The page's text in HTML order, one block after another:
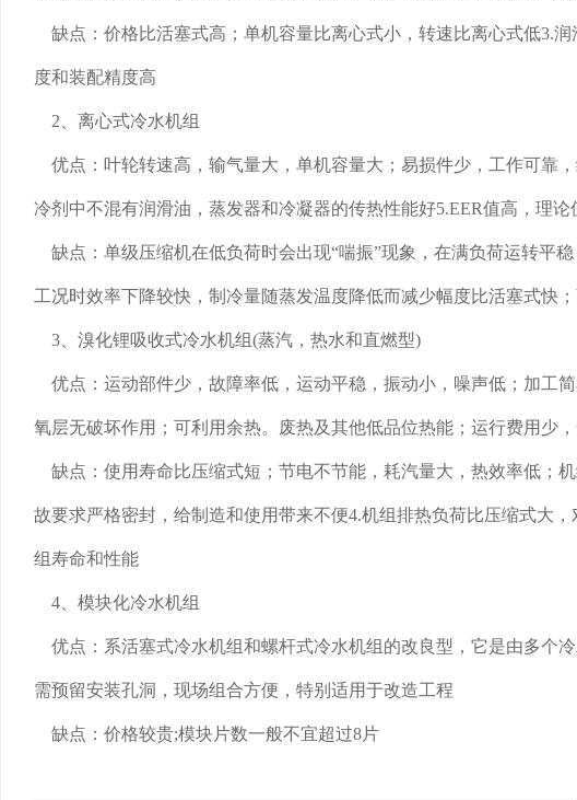
缺点：价格比活塞式高；单机容量比离心式小，转速比离心式低3.
度和装配精度高
2、离心式冷水机组
优点：叶轮转速高，输气量大，单机容量大；易损件少，工作可靠
冷剂中不混有润滑油，蒸发器和冷凝器的传热性能好5.EER值高，理
缺点：单级压缩机在低负荷时会出现“喘振”现象，在满负荷运转平
工况时效率下降较快，制冷量随蒸发温度降低而减少幅度比活塞式快
3、溴化锂吸收式冷水机组(蒸汽，热水和直燃型)
优点：运动部件少，故障率低，运动平稳，振动小，噪声低；加工
氧层无破坏作用；可利用余热。废热及其他低品位热能；运行费用少
缺点：使用寿命比压缩式短；节电不节能，耗汽量大，热效率低；
故要求严格密封，给制造和使用带来不便4.机组排热负荷比压缩式大
组寿命和性能
4、模块化冷水机组
优点：系活塞式冷水机组和螺杆式冷水机组的改良型，它是由多个
需预留安装孔洞，现场组合方便，特别适用于改造工程
缺点：价格较贵;模块片数一般不宜超过8片